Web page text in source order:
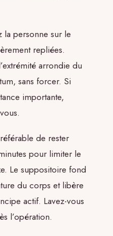
la personne sur le
repliées.
arrondie du
sans forcer. Si
importante,
de rester
pour limiter le
Le suppositoire fond
du corps et libère
actif. Lavez-vous
l’opération.